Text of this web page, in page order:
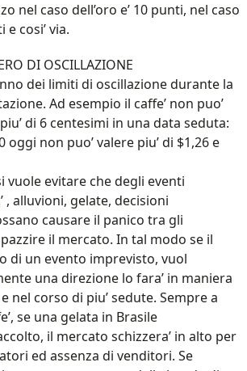
nel caso dell’oro e’ 10 punti, nel caso
e cosi’ via.
DI OSCILLAZIONE
dei limiti di oscillazione durante la
Ad esempio il caffe’ non puo’
di 6 centesimi in una data seduta:
oggi non puo’ valere piu’ di $1,26 e
vuole evitare che degli eventi
, alluvioni, gelate, decisioni
causare il panico tra gli
il mercato. In tal modo se il
di un evento imprevisto, vuol
una direzione lo fara’ in maniera
nel corso di piu’ sedute. Sempre a
se una gelata in Brasile
il mercato schizzera’ in alto per
ed assenza di venditori. Se